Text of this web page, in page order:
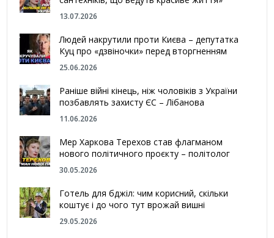
13.07.2026
Людей накрутили проти Києва – депутатка
Куц про «дзвіночки» перед вторгненням
25.06.2026
Раніше війні кінець, ніж чоловіків з України
позбавлять захисту ЄС – Лібанова
11.06.2026
Мер Харкова Терехов став флагманом
нового політичного проєкту – політолог
30.05.2026
Готель для бджіл: чим корисний, скільки
коштує і до чого тут врожай вишні
29.05.2026